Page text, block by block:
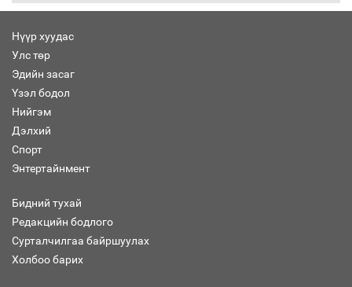
Нүүр хуудас
Улс төр
Эдийн засаг
Үзэл бодол
Нийгэм
Дэлхий
Спорт
Энтертайнмент
Бидний тухай
Редакцийн бодлого
Сурталчилгаа байршуулах
Холбоо барих